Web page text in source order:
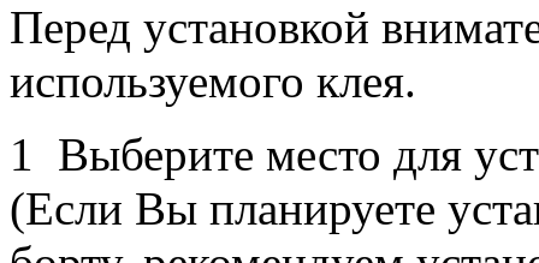
Перед установкой
используемого клея.
1 Выберите место для
(Если Вы планируете